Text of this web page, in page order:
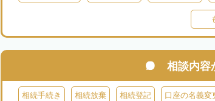
島牧郡島牧村 寿都郡寿都町 寿都郡黒松内町
虻田郡喜茂別町
岩内郡共和町 岩内郡岩内町 二海郡八雲町 古
相談内容
相続手続き 相続放棄 相続登記 口座の名義変